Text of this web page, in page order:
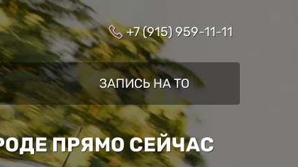
+7 (915) 959-11-11
ЗАПИСЬ НА ТО
ПРЯМО СЕЙЧАС